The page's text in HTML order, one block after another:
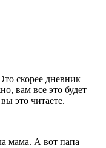
скорее дневник
вам все это будет
это читаете.
мама. А вот папа